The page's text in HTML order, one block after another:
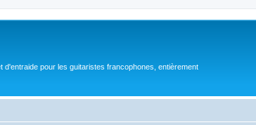
pour les guitaristes francophones, entièrement